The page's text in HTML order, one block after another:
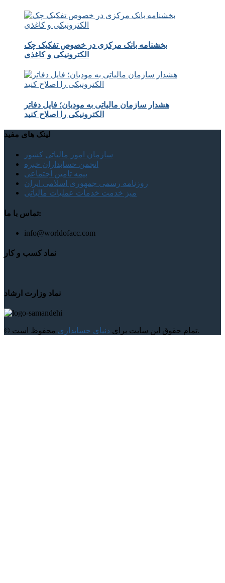
بخشنامه بانک مرکزی در خصوص تفکیک چک
الکترونیکی و کاغذی
هشدار سازمان مالیاتی به مودیان؛ فایل دفاتر
الکترونیکی را اصلاح کنید
لینک های مفید
سازمان امور مالیاتی کشور
انجمن حسابداران خبره
بیمه تامین اجتماعی
روزنامه رسمی جمهوری اسلامی ایران
میز خدمت خدمات عملیات مالیاتی
تماس با ما:
info@worldofacc.com
نماد کسب و کار
نماد وزارت ارشاد
© تمام حقوق این سایت برای دنیای حسابداری محفوظ است.